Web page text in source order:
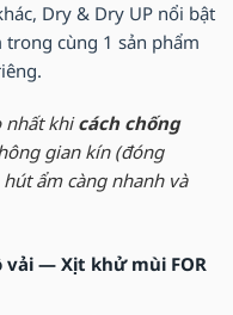
Dry & Dry UP nổi bật
cùng 1 sản phẩm
nhất khicách chống
gian kín (đóng
ẩm càng nhanh và
— Xịt khử mùi FOR